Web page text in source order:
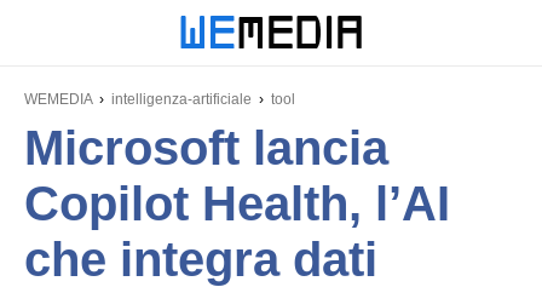
WEMEDIA intelligenza-artificiale tool
Microsoft lancia
Copilot Health, l’AI
che integra dati